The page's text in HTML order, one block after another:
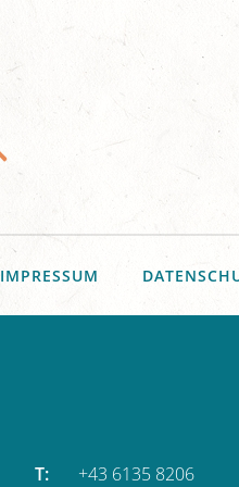
IMPRESSUM
T: +43 6135 8206